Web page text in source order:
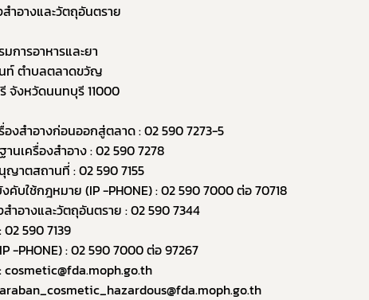
ำอางและวัตถุอันตราย
การอาหารและยา
ท์ ตำบลตลาดขวัญ
จังหวัดนนทบุรี 11000
งสำอางก่อนออกสู่ตลาด : 02 590 7273-5
นเครื่องสำอาง : 02 590 7278
ญาตสถานที่ : 02 590 7155
คับใช้กฎหมาย (IP -PHONE) : 02 590 7000 ต่อ 70718
ำอางและวัตถุอันตราย : 02 590 7344
590 7139
-PHONE) : 02 590 7000 ต่อ 97267
cosmetic@fda.moph.go.th
กฎหมาย